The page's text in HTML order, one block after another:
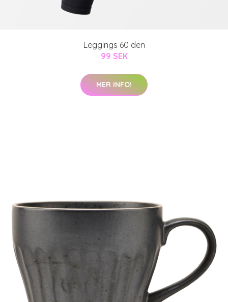
Leggings 60 den
99 SEK
MER INFO!